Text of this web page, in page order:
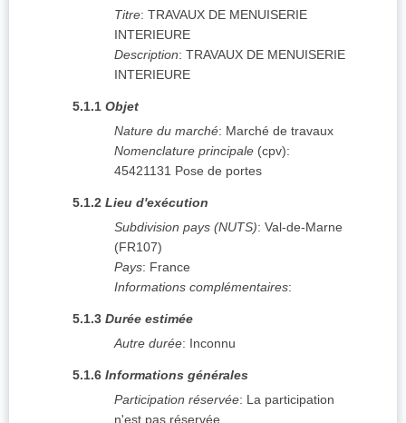
Titre: TRAVAUX DE MENUISERIE
INTERIEURE
Description: TRAVAUX DE MENUISERIE
INTERIEURE
5.1.1 Objet
Nature du marché: Marché de travaux
Nomenclature principale (cpv):
45421131 Pose de portes
5.1.2 Lieu d'exécution
Subdivision pays (NUTS): Val-de-Marne
(FR107)
Pays: France
Informations complémentaires:
5.1.3 Durée estimée
Autre durée: Inconnu
5.1.6 Informations générales
Participation réservée: La participation
n'est pas réservée.